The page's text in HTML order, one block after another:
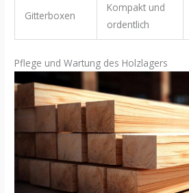
Gitterboxen
Kompakt und
ordentlich
Pflege und Wartung des Holzlagers